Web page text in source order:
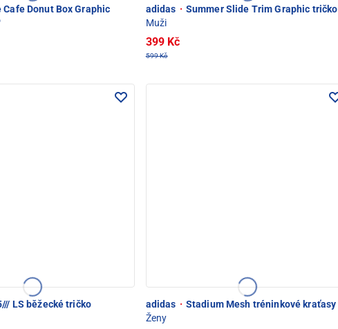
Donut Box Graphic
adidas · Summer Slide Trim Graphic tričko
Muži
399 Kč
599 Kč
LS běžecké tričko adidas · Stadium Mesh tréninkové kraťasy
Ženy